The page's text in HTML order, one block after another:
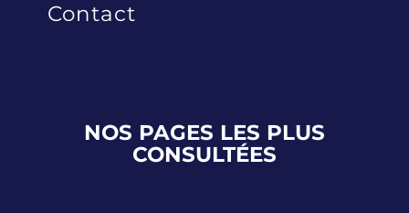
Contact
NOS PAGES LES PLUS
CONSULTÉES